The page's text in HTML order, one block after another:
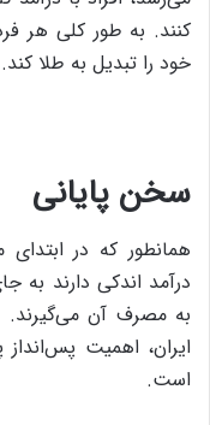
کنند. به طور کلی هر
خود را تبدیل به طلا کند.
سخن پایانی
همانطور که در ابتدای
درآمد اندکی دارند به
به مصرف آن می‌گیرند.
ایران، اهمیت پس‌‌انداز
است.